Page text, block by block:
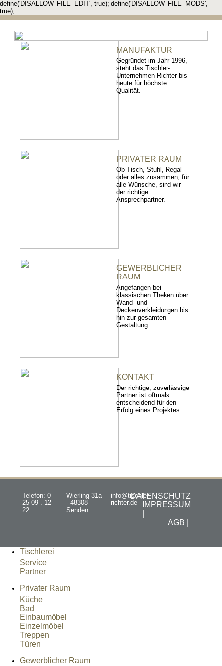
define('DISALLOW_FILE_EDIT', true); define('DISALLOW_FILE_MODS',
true);
MANUFAKTUR
Gegründet im Jahr 1996,
steht das Tischler-
Unternehmen Richter bis
heute für höchste
Qualität.
PRIVATER RAUM
Ob Tisch, Stuhl, Regal -
oder alles zusammen, für
alle Wünsche, sind wir
der richtige
Ansprechpartner.
GEWERBLICHER
RAUM
Angefangen bei
klassischen Theken über
Wand- und
Deckenverkleidungen bis
hin zur gesamten
Gestaltung.
KONTAKT
Der richtige, zuverlässige
Partner ist oftmals
entscheidend für den
Erfolg eines Projektes.
Telefon: 0
25 09 . 12
22
Wierling 31a
- 48308
Senden
info@tischler-
richter.de
DATENSCHUTZ
IMPRESSUM
AGB |
Tischlerei
Service
Partner
Privater Raum
Küche
Bad
Einbaumöbel
Einzelmöbel
Treppen
Türen
Gewerblicher Raum